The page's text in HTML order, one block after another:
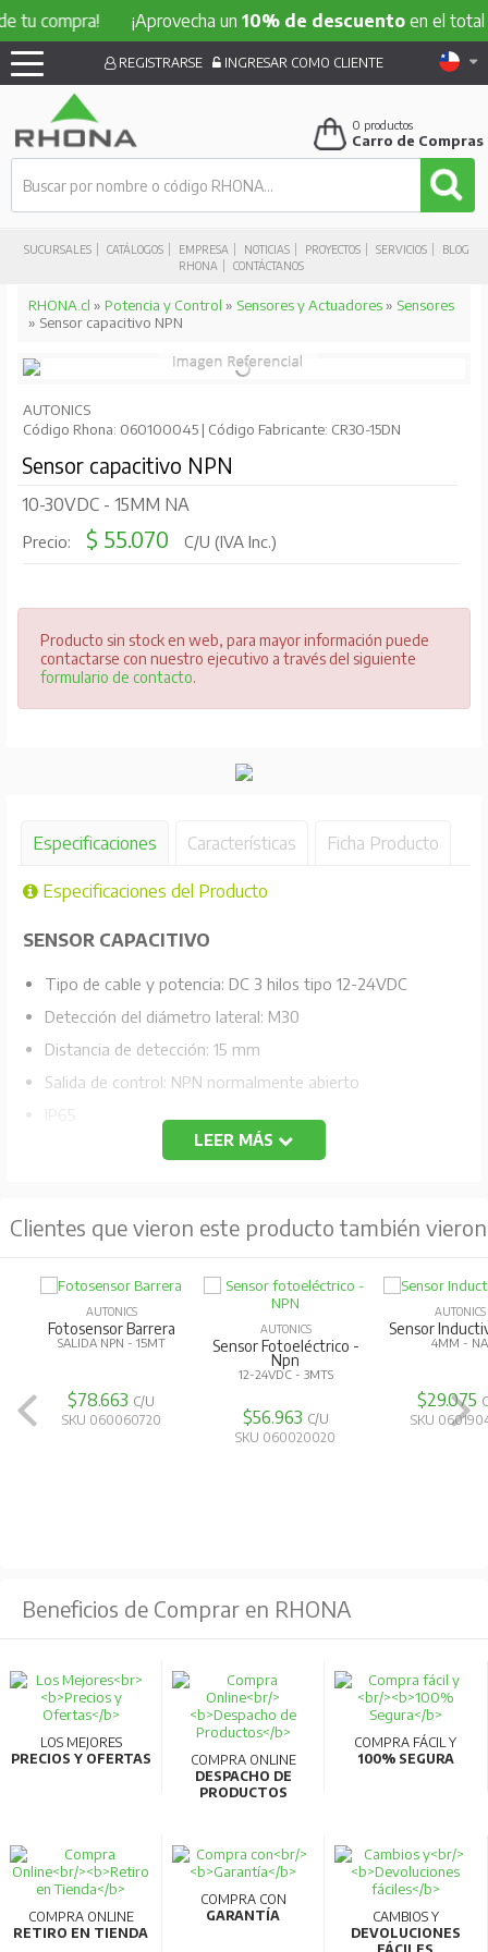
¡Aprovecha un10% de descuentoen el total de tu
SUCURSALES CATÁLOGOS EMPRESA NOTICIAS PROYECTOS SERVICIOS
BLOG
RHONA
CONTÁCTANOS
REGISTRARSE INGRESAR COMO CLIENTE
0 productos
Carro de Compras
RHONA.cl » Potencia y Control » Sensores y Actuadores» Sensores
» Sensor capacitivo NPN
AUTONICS
Código Rhona: 060100045 | Código Fabricante: CR30-15DN
Sensor capacitivo NPN
10-30VDC - 15MM NA
Precio: $ 55.070 C/U (IVA Inc.)
Producto sin stock en web, para mayor información puede
contactarse con nuestro ejecutivo a través del siguiente
formulario de contacto.
Especificaciones Características Ficha Producto
Especificaciones del Producto
SENSOR CAPACITIVO
Tipo de cable y potencia: DC 3 hilos tipo 12-24VDC
Detección del diámetro lateral: M30
Distancia de detección: 15 mm
Salida de control: NPN normalmente abierto
IP65
Frecuencia de respuesta: 50Hz
LEER MÁS
Clientes que vieron este producto también vieron
AUTONICS
Fotosensor Barrera
SALIDA NPN - 15MT
$78.663 C/U
SKU 060060720
AUTONICS
Sensor Fotoeléctrico -
Npn
12-24VDC - 3MTS
$56.963 C/U
SKU 060020020
AUTONICS
Sensor
4MM - NA
$29.075
SKU
Beneficios de Comprar en RHONA
LOS MEJORES
PRECIOS Y OFERTAS
COMPRA ONLINE
DESPACHO DE
PRODUCTOS
COMPRA FÁCIL Y
100% SEGURA
COMPRA ONLINE
RETIRO EN TIENDA
COMPRA CON
GARANTÍA
CAMBIOS Y
DEVOLUCIONES